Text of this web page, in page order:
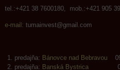
tel.:+421 38 7600180, mob.:+421 905
e-mail: tumainvest@gmail.com
predajňa: Bánovce nad Bebravou
predajňa: Banská Bystrica 0915